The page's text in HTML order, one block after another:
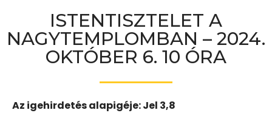
ISTENTISZTELET A
NAGYTEMPLOMBAN – 2024.
OKTÓBER 6. 10 ÓRA
Az igehirdetés alapigéje:Jel 3,8